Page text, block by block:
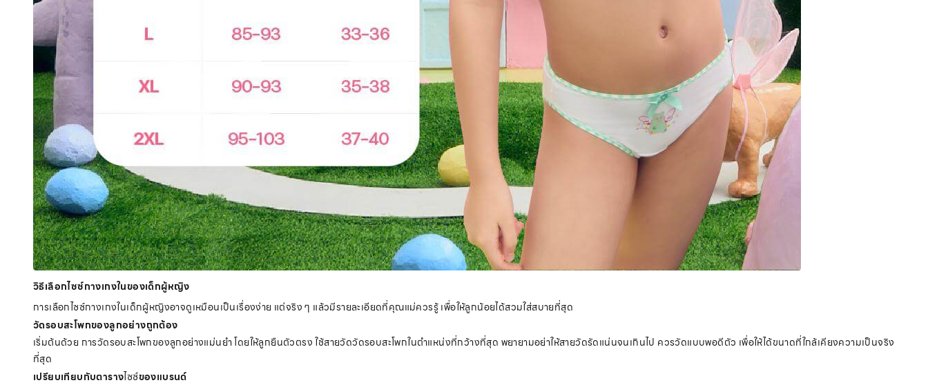
วิธีเลือกไซซ์กางเกงในของเด็กผู้หญิง
การเลือกไซซ์กางเกงในเด็กผู้หญิงอาจดูเหมือนเป็นเรื่องง่าย แต่จริง ๆ แล้วมีรายละเอียดที่คุณแม่ควรรู้ เพื่อให้ลูกน้อยได้สวมใส่สบายที่สุด
วัดรอบสะโพกของลูกอย่างถูกต้อง
เริ่มต้นด้วย การวัดรอบสะโพกของลูกอย่างแม่นยำ โดยให้ลูกยืนตัวตรง ใช้สายวัดวัดรอบสะโพกในตำแหน่งที่กว้างที่สุด พยายามอย่าให้สายวัดรัดแน่นจนเกินไป ควรวัดแบบพอดีตัว เพื่อให้ได้ขนาดที่ใกล้เคียงความเป็นจริง
ที่สุด
เปรียบเทียบกับตารางไซซ์ของแบรนด์